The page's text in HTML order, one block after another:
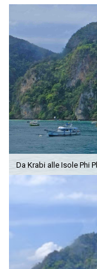
Da Krabi alle Isole Phi